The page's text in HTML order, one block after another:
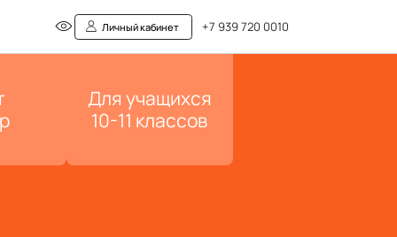
Личный кабинет +7 939 720 0010
Для учащихся
10-11 классов